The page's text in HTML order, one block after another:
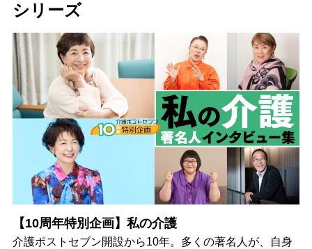
シリーズ
【10周年特別企画】私の介護
介護ポストセブン開設から10年。多くの著名人が、自身